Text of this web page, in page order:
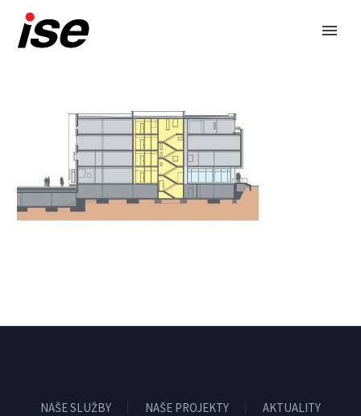
NAŠE SLUŽBY NAŠE PROJEKTY
AKTUALITY